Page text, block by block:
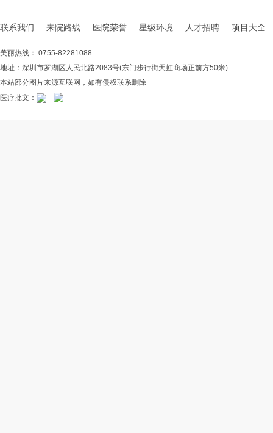
联系我们 来院路线 医院荣誉 星级环境 人才招聘 项目大全
美丽热线： 0755-82281088
地址：深圳市罗湖区人民北路2083号(东门步行街天虹商场正前方50米)
本站部分图片来源互联网，如有侵权联系删除
医疗批文：